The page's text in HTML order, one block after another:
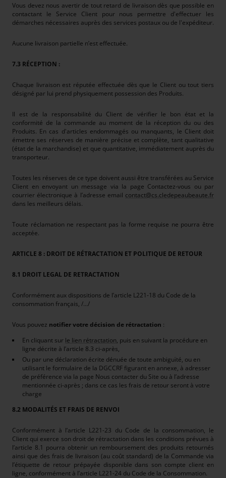
Vous devez nous avertir de tout retard de livraison dès que possible en
contactant le Service Client pour nous permettre d'effectuer les
démarches nécessaires auprès des services postaux ou de l'expéditeur.
Aucune livraison partielle n’est effectuée.
7.3 RÉCEPTION :
Chaque livraison est réputée effectuée dès que le Client ou tout tiers
désigné par lui prend physiquement possession des Produits.
Il est de la responsabilité du Client de vérifier le bon état et la
conformité de la commande au moment de la réception du ou des
Produits. En cas d'articles endommagés ou manquants, le Client doit
émettre ses réserves de manière précise et complète, tant qualitative
(état de la marchandise) et que quantitative, immédiatement auprès du
transporteur.
Toutes les réserves de ce type doivent aussi être transférées au Service
Client en envoyant un message via la page Contactez-vous ou par
courrier électronique à l’adresse email contact@cs.cledepeaubeaute.fr
dans les meilleurs délais.
Toute réclamation ne respectant pas la forme requise ne pourra être
acceptée.
ARTICLE 8 : DROIT DE RÉTRACTATION ET POLITIQUE DE RETOUR
8.1 DROIT LEGAL DE RETRACTATION
Conformément aux dispositions de l’article L221-18 du Code de la
consommation français, /.../
Vous pouvez notifier votre décision de rétractation :
En cliquant sur le lien rétractation, puis en suivant la procédure en
ligne décrite à l’article 8.3 ci-après,
Ou par une déclaration écrite dénuée de toute ambiguïté, ou en
utilisant le formulaire de la DGCCRF figurant en annexe, à adresser
de préférence via la page Nous contacter du Site ou à l’adresse
mentionnée ci-après ; dans ce cas les frais de retour seront à votre
charge
8.2 MODALITÉS ET FRAIS DE RENVOI
Conformément à l’article L221-23 du Code de la consommation, le
Client qui exerce son droit de rétractation dans les conditions prévues à
l’article 8.1 pourra obtenir un remboursement des produits retournés
ainsi que des frais de livraison (au coût standard) de la Commande via
l’étiquette de retour prépayée disponible dans son compte client en
ligne, conformément à l’article L221-24 du Code de la Consommation.